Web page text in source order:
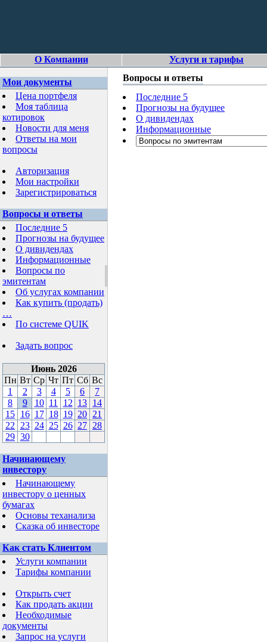
О Компании Услуги и тарифы
Мои документы
Цена портфеля
Моя таблица
котировок
Новости для меня
Ответы на мои
вопросы
Авторизация
Мои настройки
Зарегистрироваться
Вопросы и ответы
Последние 5
Прогнозы на будущее
О дивидендах
Информационные
Вопросы по
эмитентам
Об услугах компании
Как купить (продать)
…
По системе QUIK
Задать вопрос
Июнь 2026
Пн Вт Ср Чт Пт Сб Вс
1
2 3 4 5 6
7
8
9 10 11 12 13 14
15 16 17 18 19 20 21
22
23 24 25 26 27 28
29 30
Начинающему
инвестору
Начинающему
инвестору о ценных
бумагах
Основы теханализа
Сказка об инвесторе
Как стать Клиентом
Услуги компании
Тарифы компании
Открыть счет
Как продать акции
Необходимые
документы
Запрос на услуги
Вопросы и ответы
Последние 5
Прогнозы на будущее
О дивидендах
Информационные